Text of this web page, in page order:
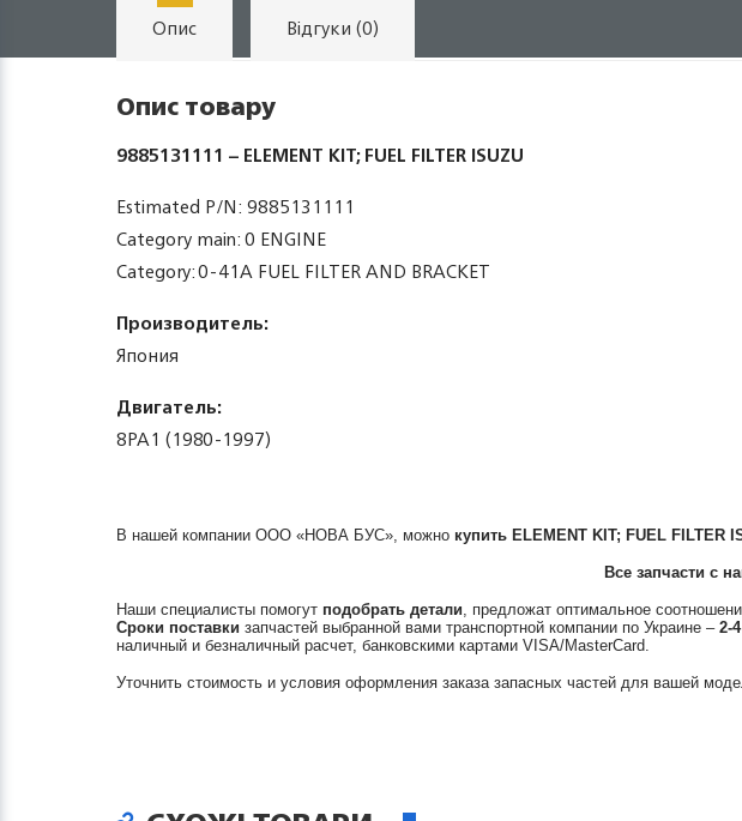
Опис Відгуки (0)
Опис товару
9885131111 – ELEMENT KIT; FUEL FILTER ISUZU
Estimated P/N: 9885131111
Category main: 0 ENGINE
Category: 0-41A FUEL FILTER AND BRACKET
Производитель:
Япония
Двигатель:
8PA1 (1980-1997)
В нашей компании ООО «НОВА БУС», можно купить ELEMENT KIT; FUEL FILTER
Все запчасти с
Наши специалисты помогут подобрать детали, предложат оптимальное
Сроки поставки запчастей выбранной вами транспортной компании по Украине – 2-
наличный и безналичный расчет, банковскими картами VISA/MasterCard.
Уточнить стоимость и условия оформления заказа запасных частей для вашей